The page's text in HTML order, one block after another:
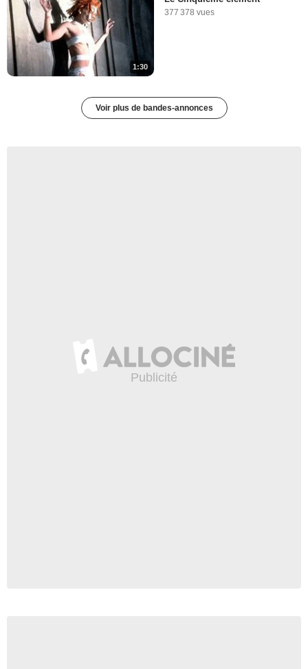
1:30
377 378 vues
Voir plus de bandes-annonces